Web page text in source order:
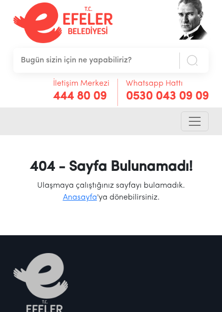
İletişim Merkezi
444 80 09
Whatsapp Hattı
0530 043 09 09
404 - Sayfa Bulunamadı!
Ulaşmaya çalıştığınız sayfayı bulamadık.
Anasayfa'ya dönebilirsiniz.